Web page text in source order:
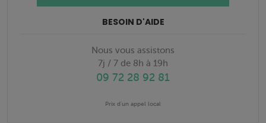
BESOIN D'AIDE
Nous vous assistons
7j / 7 de 8h à 19h
09 72 28 92 81
Prix d'un appel local